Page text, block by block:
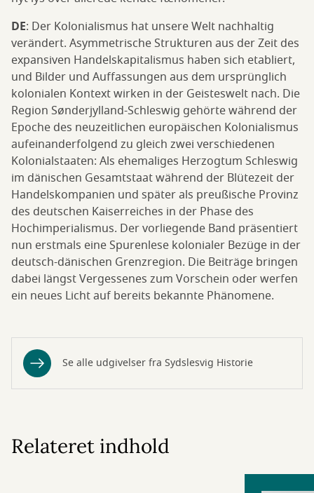
DE: Der Kolonialismus hat unsere Welt nachhaltig
verändert. Asymmetrische Strukturen aus der Zeit des
expansiven Handelskapitalismus haben sich etabliert,
und Bilder und Auffassungen aus dem ursprünglich
kolonialen Kontext wirken in der Geisteswelt nach. Die
Region Sønderjylland-Schleswig gehörte während der
Epoche des neuzeitlichen europäischen Kolonialismus
aufeinanderfolgend zu gleich zwei verschiedenen
Kolonialstaaten: Als ehemaliges Herzogtum Schleswig
im dänischen Gesamtstaat während der Blütezeit der
Handelskompanien und später als preußische Provinz
des deutschen Kaiserreiches in der Phase des
Hochimperialismus. Der vorliegende Band präsentiert
nun erstmals eine Spurenlese kolonialer Bezüge in der
deutsch-dänischen Grenzregion. Die Beiträge bringen
dabei längst Vergessenes zum Vorschein oder werfen
ein neues Licht auf bereits bekannte Phänomene.
Se alle udgivelser fra Sydslesvig Historie
Relateret indhold